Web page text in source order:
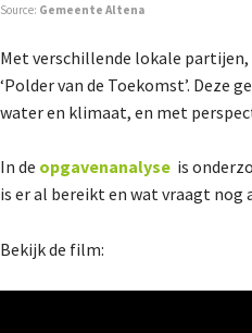
Source: Gemeente Altena
Met verschillende lokale
‘Polder van de Toekomst’.
water en klimaat, en met
In de opgavenanalyse is
is er al bereikt en wat vraagt nog
Bekijk de film: